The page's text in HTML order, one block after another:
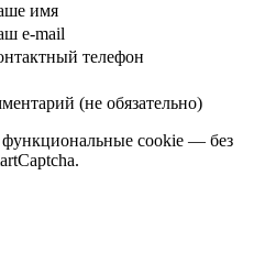
имя
e-mail
телефон
(не обязательно)
cookie — без